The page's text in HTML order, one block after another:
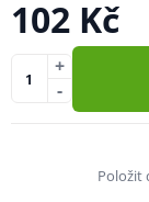
102 Kč
-
+
Položit